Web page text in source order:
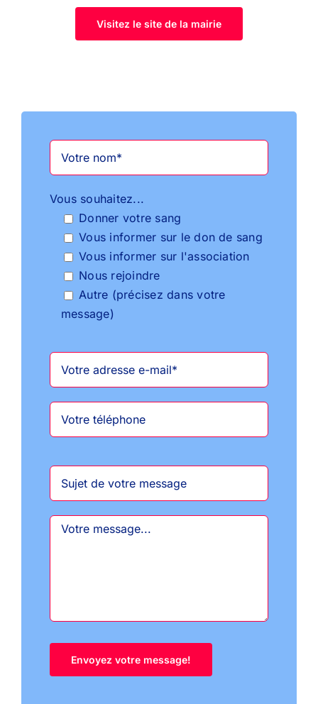
Visitez le site de la mairie
Vous souhaitez...
Donner votre sang
Vous informer sur le don de sang
Vous informer sur l'association
Nous rejoindre
Autre (précisez dans votre
message)